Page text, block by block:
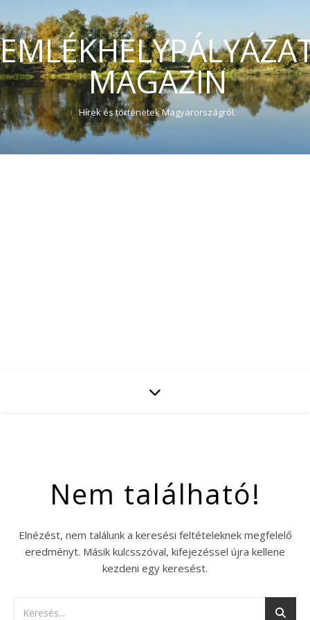
MAGAZIN
Hírek és történetek Magyarországról.
Nem található!
Elnézést, nem találunk a keresési feltételeknek megfelelő
eredményt. Másik kulcsszóval, kifejezéssel újra kellene
kezdeni egy keresést.